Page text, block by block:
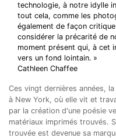
technologie, à notre idylle
tout cela, comme les
également de façon
considérer la précarité de
moment présent qui, à cet
vers un fond lointain. »
Cathleen Chaffee
Ces vingt dernières années,
à New York, où elle vit et
par la création d'une poésie
matériaux imprimés trouvés.
trouvée est devenue sa